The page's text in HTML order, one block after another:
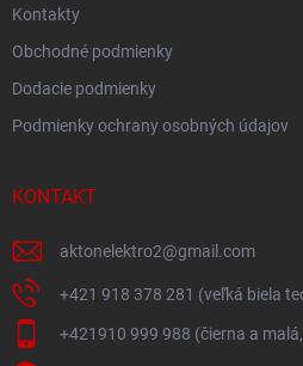
Kontakty
Obchodné podmienky
Dodacie podmienky
Podmienky ochrany osobných údajov
KONTAKT
aktonelektro2@gmail.com
+421 918 378 281 (veľká biela
+421910 999 988 (čierna a